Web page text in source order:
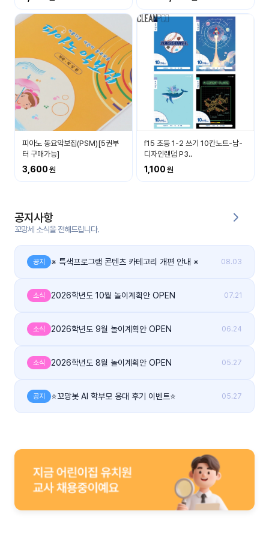
커
티
공지
사항
이벤
트
우리
들의
이야
후기
게시
그
피아노 동요악보집(PSM)[5권부
터 구매가능]
3,600
f15 초등 1-2 쓰기 10칸노트-남-
디자인랜덤 P3..
1,100
공지사항
꼬망세 소식을 전해드립니다.
공지 ※ 특색프로그램 콘텐츠 카테고리 개편 안내 ※ 08.03
소식 2026학년도 10월 놀이계획안 OPEN 07.21
소식 2026학년도 9월 놀이계획안 OPEN 06.24
소식 2026학년도 8월 놀이계획안 OPEN 05.27
공지 ⭐꼬망봇 AI 학부모 응대 후기 이벤트⭐ 05.27